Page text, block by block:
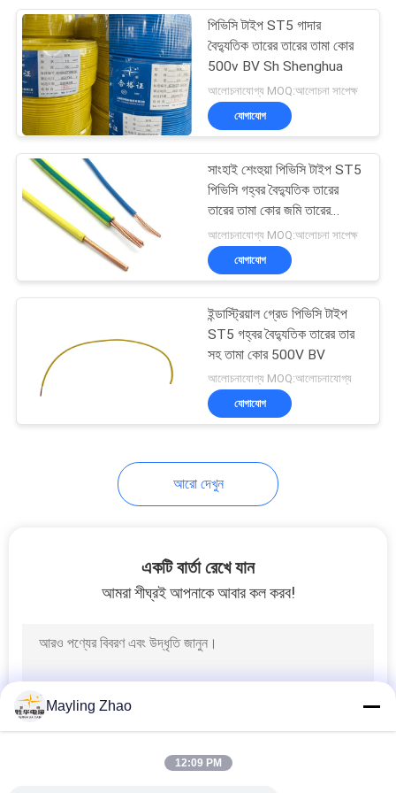
রাবার পত্রিকা ক্যাবল
কন্ট্রোল তারের
রক্ষা বাদ্যযন্ত্র কেবল
উচ্চ তাপমাত্রা তারের
পিভিসি টাইপ ST5 গাদার
বৈদ্যুতিক তারের তারের তামা কোর
500v BV Sh Shenghua
আলোচনাযোগ্য MOQ:আলোচনা সাপেক্ষ
যোগাযোগ
সাংহাই শেংহুয়া পিভিসি টাইপ ST5
পিভিসি গহ্বর বৈদ্যুতিক তারের
তারের তামা কোর জমি তারের
500v
আলোচনাযোগ্য MOQ:আলোচনা সাপেক্ষ
যোগাযোগ
ইন্ডাস্ট্রিয়াল গ্রেড পিভিসি টাইপ
ST5 গহ্বর বৈদ্যুতিক তারের তার
সহ তামা কোর 500V BV
আলোচনাযোগ্য MOQ:আলোচনাযোগ্য
যোগাযোগ
আরো দেখুন
একটি বার্তা রেখে যান
আমরা শীঘ্রই আপনাকে আবার কল করব!
Mayling Zhao
12:09 PM